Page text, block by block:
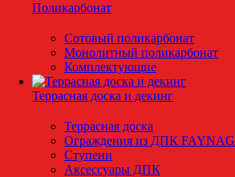
Поликарбонат
Сотовый поликарбонат
Монолитный поликарбонат
Комплектующие
Террасная доска и декинг
Террасная доска
Ограждения из ДПК FAYNAG
Ступени
Аксессуары ДПК